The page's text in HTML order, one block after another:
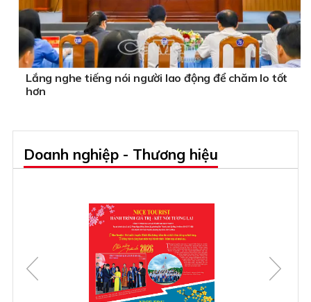
Lắng nghe tiếng nói người lao động để chăm lo tốt
hơn
Doanh nghiệp - Thương hiệu